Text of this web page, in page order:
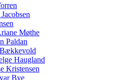
Møthe
Paldan
Haugland
Kristensen
Bye